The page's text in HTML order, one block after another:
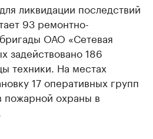
ликвидации последствий
93 ремонтно-
ОАО «Сетевая
задействовано 186
техники. На местах
17 оперативных групп
пожарной охраны в